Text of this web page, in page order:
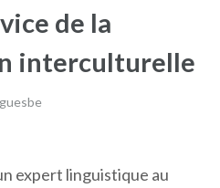
de la
interculturelle
expert linguistique au